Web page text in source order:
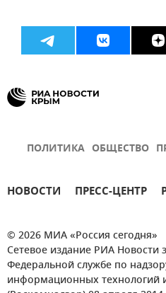
ПОЛИТИКА ОБЩЕСТВО
НОВОСТИ ПРЕСС-ЦЕНТР
© 2026 МИА «Россия сегодня»
Сетевое издание РИА Новости
Федеральной службе по
информационных технологий